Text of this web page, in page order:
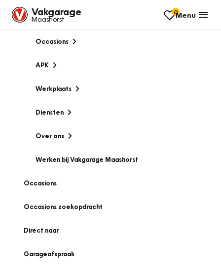
Vakgarage
Maashorst
0Menu
Occasions
APK
Werkplaats
Diensten
Over ons
Werken bij Vakgarage Maashorst
Occasions
Occasions zoekopdracht
Direct naar
Garageafspraak